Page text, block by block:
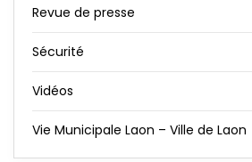
Revue de presse
Sécurité
Vidéos
Vie Municipale Laon – Ville de Laon